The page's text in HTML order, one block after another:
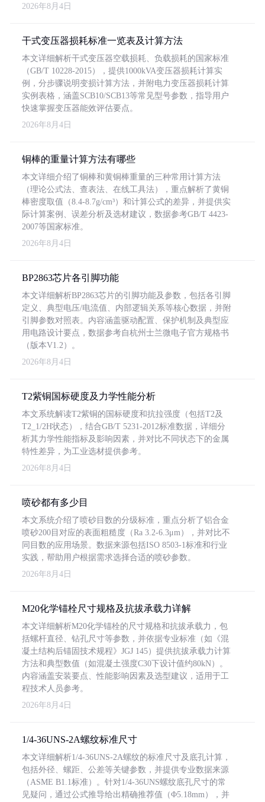
2026年8月4日
干式变压器损耗标准一览表及计算方法
本文详细解析干式变压器空载损耗、负载损耗的国家标准
（GB/T 10228-2015），提供1000kVA变压器损耗计算实
例，分步骤说明变损计算方法，并附电力变压器损耗计算
实例表格，涵盖SCB10/SCB13等常见型号参数，指导用户
快速掌握变压器能效评估要点。
2026年8月4日
铜棒的重量计算方法有哪些
本文详细介绍了铜棒和黄铜棒重量的三种常用计算方法
（理论公式法、查表法、在线工具法），重点解析了黄铜
棒密度取值（8.4-8.7g/cm³）和计算公式的差异，并提供实
际计算案例、误差分析及选材建议，数据参考GB/T 4423-
2007等国家标准。
2026年8月4日
BP2863芯片各引脚功能
本文详细解析BP2863芯片的引脚功能及参数，包括各引脚
定义、典型电压/电流值、内部逻辑关系等核心数据，并附
引脚参数对照表。内容涵盖驱动配置、保护机制及典型应
用电路设计要点，数据参考自杭州士兰微电子官方规格书
（版本V1.2）。
2026年8月4日
T2紫铜国标硬度及力学性能分析
本文系统解读T2紫铜的国标硬度和抗拉强度（包括T2及
T2_1/2H状态），结合GB/T 5231-2012标准数据，详细分
析其力学性能指标及影响因素，并对比不同状态下的金属
特性差异，为工业选材提供参考。
2026年8月4日
喷砂都有多少目
本文系统介绍了喷砂目数的分级标准，重点分析了铝合金
喷砂200目对应的表面粗糙度（Ra 3.2-6.3μm），并对比不
同目数的应用场景。数据来源包括ISO 8503-1标准和行业
实践，帮助用户根据需求选择合适的喷砂参数。
2026年8月4日
M20化学锚栓尺寸规格及抗拔承载力详解
本文详细解析M20化学锚栓的尺寸规格和抗拔承载力，包
括螺杆直径、钻孔尺寸等参数，并依据专业标准（如《混
凝土结构后锚固技术规程》JGJ 145）提供抗拔承载力计算
方法和典型数值（如混凝土强度C30下设计值约80kN）。
内容涵盖安装要点、性能影响因素及选型建议，适用于工
程技术人员参考。
2026年8月4日
1/4-36UNS-2A螺纹标准尺寸
本文详细解析1/4-36UNS-2A螺纹的标准尺寸及底孔计算，
包括外径、螺距、公差等关键参数，并提供专业数据来源
（ASME B1.1标准）。针对1/4-36UNS螺纹底孔尺寸的常
见疑问，通过公式推导给出精确推荐值（Φ5.18mm），并